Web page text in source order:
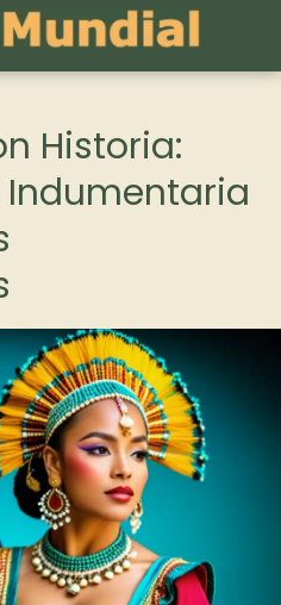
Historia: